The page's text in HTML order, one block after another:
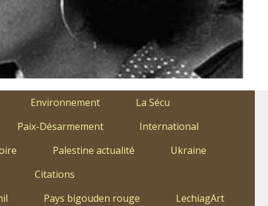
Environnement
La Sécu
Paix-Désarmement
International
Palestine actualité
Ukraine
Citations
Pays bigouden rouge
LechiagArt